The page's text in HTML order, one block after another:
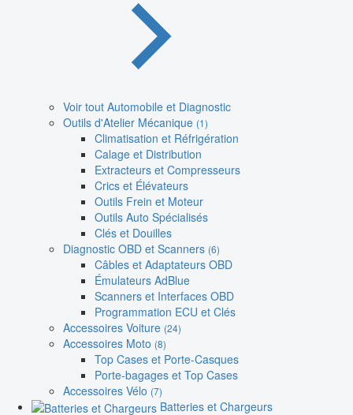
Voir tout Automobile et Diagnostic
Outils d'Atelier Mécanique (1)
Climatisation et Réfrigération
Calage et Distribution
Extracteurs et Compresseurs
Crics et Élévateurs
Outils Frein et Moteur
Outils Auto Spécialisés
Clés et Douilles
Diagnostic OBD et Scanners (6)
Câbles et Adaptateurs OBD
Émulateurs AdBlue
Scanners et Interfaces OBD
Programmation ECU et Clés
Accessoires Voiture (24)
Accessoires Moto (8)
Top Cases et Porte-Casques
Porte-bagages et Top Cases
Accessoires Vélo (7)
Batteries et Chargeurs